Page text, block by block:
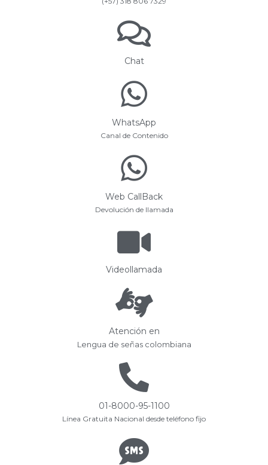
Chat
WhatsApp
Canal de Contenido
Web CallBack
Devolución de llamada
Videollamada
Atención en
Lengua de señas colombiana
01-8000-95-1100
Línea Gratuita Nacional desde teléfono fijo